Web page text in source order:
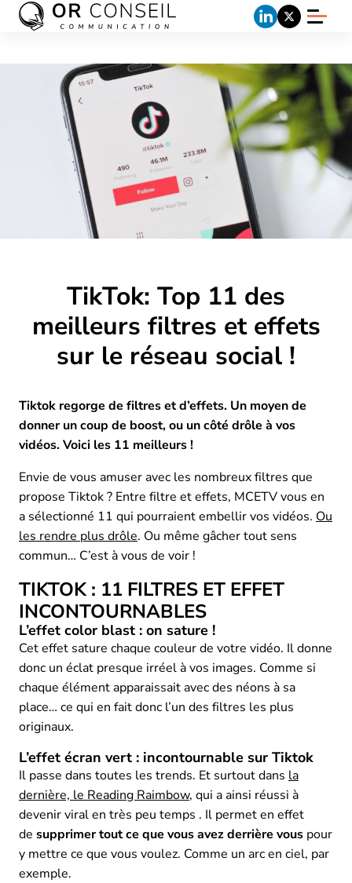
TikTok: Top 11 des
meilleurs filtres et effets
sur le réseau social !
Tiktok regorge de filtres et d’effets. Un moyen de
donner un coup de boost, ou un côté drôle à vos
vidéos. Voici les 11 meilleurs !
Envie de vous amuser avec les nombreux filtres que
propose Tiktok ? Entre filtre et effets, MCETV vous en
a sélectionné 11 qui pourraient embellir vos vidéos. Ou
les rendre plus drôle. Ou même gâcher tout sens
commun… C’est à vous de voir !
TIKTOK : 11 FILTRES ET EFFET
INCONTOURNABLES
L’effet color blast : on sature !
Cet effet sature chaque couleur de votre vidéo. Il donne
donc un éclat presque irréel à vos images. Comme si
chaque élément apparaissait avec des néons à sa
place… ce qui en fait donc l’un des filtres les plus
originaux.
L’effet écran vert : incontournable sur Tiktok
Il passe dans toutes les trends. Et surtout dans la
dernière, le Reading Raimbow, qui a ainsi réussi à
devenir viral en très peu temps . Il permet en effet
de supprimer tout ce que vous avez derrière vous pour
y mettre ce que vous voulez. Comme un arc en ciel, par
exemple.